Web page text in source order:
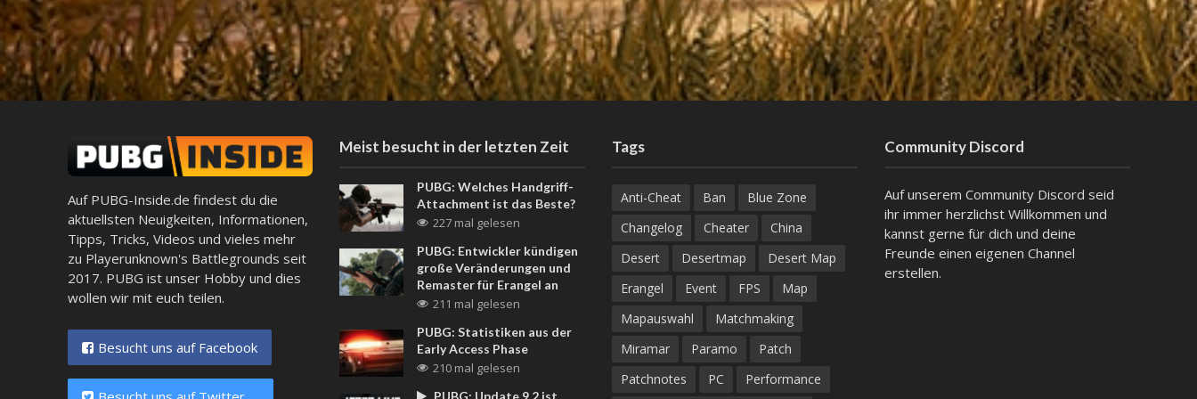
Auf PUBG-Inside.de findest du die
aktuellsten Neuigkeiten, Informationen,
Tipps, Tricks, Videos und vieles mehr
zu Playerunknown's Battlegrounds seit
2017. PUBG ist unser Hobby und dies
wollen wir mit euch teilen.
Besucht uns auf Facebook
Meist besucht in der letzten Zeit
PUBG: Welches Handgriff-
Attachment ist das Beste?
227 mal gelesen
PUBG: Entwickler kündigen
große Veränderungen und
Remaster für Erangel an
211 mal gelesen
PUBG: Statistiken aus der
Early Access Phase
210 mal gelesen
PUBG: Update 9.2 ist
Tags
Anti-Cheat Ban
Blue Zone
Changelog
Cheater
China
Desert
Desertmap
Desert Map
Erangel
Event FPS
Map
Mapauswahl
Matchmaking
Miramar
Paramo
Patch
Patchnotes
PC Performance
Community Discord
Auf unserem Community Discord seid
ihr immer herzlichst Willkommen und
kannst gerne für dich und deine
Freunde einen eigenen Channel
erstellen.